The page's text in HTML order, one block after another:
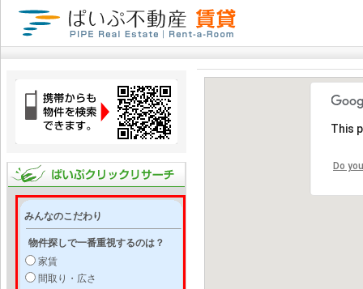
みんなのこだわり
物件探しで一番重視するのは？
家賃
間取り・広さ
This
Do